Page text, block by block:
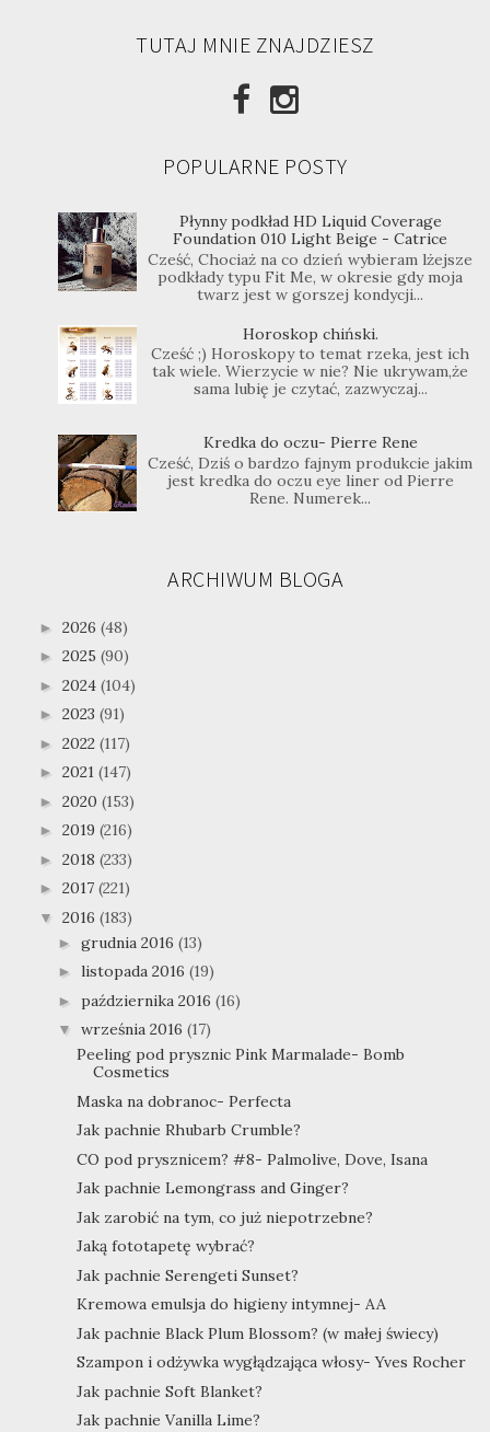
TUTAJ MNIE ZNAJDZIESZ
POPULARNE POSTY
Płynny podkład HD Liquid Coverage
Foundation 010 Light Beige - Catrice
Cześć, Chociaż na co dzień wybieram lżejsze
podkłady typu Fit Me, w okresie gdy moja
twarz jest w gorszej kondycji...
Horoskop chiński.
Cześć ;) Horoskopy to temat rzeka, jest ich
tak wiele. Wierzycie w nie? Nie ukrywam,że
sama lubię je czytać, zazwyczaj...
Kredka do oczu- Pierre Rene
Cześć, Dziś o bardzo fajnym produkcie jakim
jest kredka do oczu eye liner od Pierre
Rene. Numerek...
ARCHIWUM BLOGA
► 2026 (48)
► 2025 (90)
► 2024 (104)
► 2023 (91)
► 2022 (117)
► 2021 (147)
► 2020 (153)
► 2019 (216)
► 2018 (233)
► 2017 (221)
▼ 2016 (183)
► grudnia 2016 (13)
► listopada 2016 (19)
► października 2016 (16)
▼ września 2016 (17)
Peeling pod prysznic Pink Marmalade- Bomb
Cosmetics
Maska na dobranoc- Perfecta
Jak pachnie Rhubarb Crumble?
CO pod prysznicem? #8- Palmolive, Dove, Isana
Jak pachnie Lemongrass and Ginger?
Jak zarobić na tym, co już niepotrzebne?
Jaką fototapetę wybrać?
Jak pachnie Serengeti Sunset?
Kremowa emulsja do higieny intymnej- AA
Jak pachnie Black Plum Blossom? (w małej świecy)
Szampon i odżywka wygłądzająca włosy- Yves Rocher
Jak pachnie Soft Blanket?
Jak pachnie Vanilla Lime?